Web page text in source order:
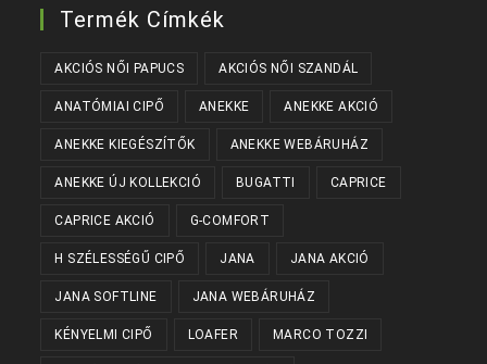
Termék Címkék
AKCIÓS NŐI PAPUCS AKCIÓS NŐI SZANDÁL
ANATÓMIAI CIPŐ ANEKKE ANEKKE AKCIÓ
ANEKKE KIEGÉSZÍTŐK ANEKKE WEBÁRUHÁZ
ANEKKE ÚJ KOLLEKCIÓ BUGATTI CAPRICE
CAPRICE AKCIÓ G-COMFORT
H SZÉLESSÉGŰ CIPŐ JANA JANA AKCIÓ
JANA SOFTLINE JANA WEBÁRUHÁZ
KÉNYELMI CIPŐ LOAFER MARCO TOZZI